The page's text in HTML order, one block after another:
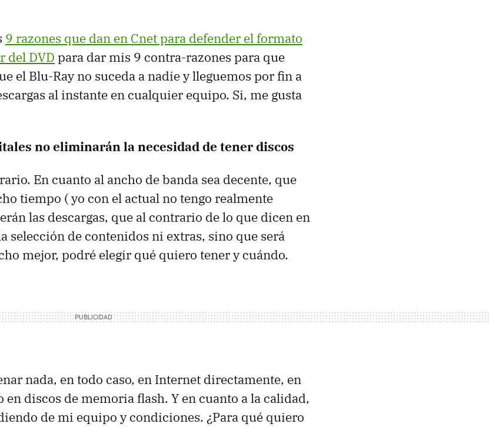
9 razones que dan en Cnet para defender el formato
del DVD para dar mis 9 contra-razones para que
el Blu-Ray no suceda a nadie y lleguemos por fin a
al instante en cualquier equipo. Si, me gusta
no eliminarán la necesidad de tener discos
En cuanto al ancho de banda sea decente, que
tiempo ( yo con el actual no tengo realmente
las descargas, que al contrario de lo que dicen en
selección de contenidos ni extras, sino que será
mejor, podré elegir qué quiero tener y cuándo.
nada, en todo caso, en Internet directamente, en
discos de memoria flash. Y en cuanto a la calidad,
de mi equipo y condiciones. ¿Para qué quiero